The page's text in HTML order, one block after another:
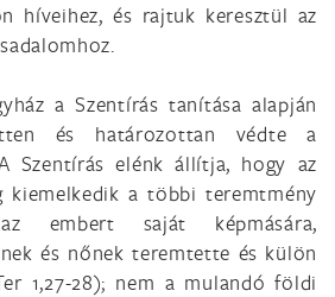
híveihez, és rajtuk keresztül az
a Szentírás tanítása alapján
és határozottan védte a
Szentírás elénk állítja, hogy az
kiemelkedik a többi teremtmény
embert saját képmására,
és nőnek teremtette és külön
1,27-28); nem a mulandó földi